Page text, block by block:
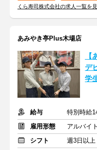
くら寿司株式会社の求人一覧を
あみやき亭Plus木場店
【
デ
学
給与
雇用形態
アルバイ
シフト
週3日以